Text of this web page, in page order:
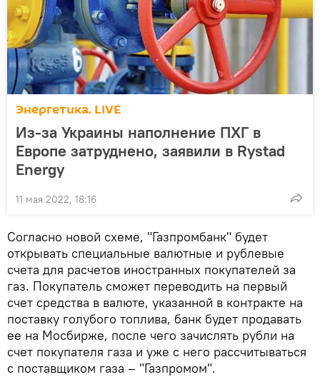
Энергетика. LIVE
Из-за Украины наполнение ПХГ в
Европе затруднено, заявили в Rystad
Energy
11 мая 2022, 18:16
Согласно новой схеме, "Газпромбанк" будет
открывать специальные валютные и рублевые
счета для расчетов иностранных покупателей за
газ. Покупатель сможет переводить на первый
счет средства в валюте, указанной в контракте на
поставку голубого топлива, банк будет продавать
ее на Мосбирже, после чего зачислять рубли на
счет покупателя газа и уже с него рассчитываться
с поставщиком газа – "Газпромом".